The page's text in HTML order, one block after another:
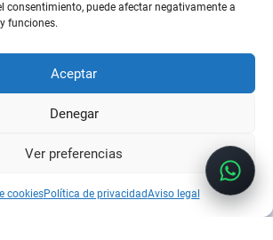
consentimiento, puede afectar negativamente a
funciones.
Aceptar
Denegar
Ver preferencias
cookiesPolítica de privacidadAviso legal
de privacidad
legal